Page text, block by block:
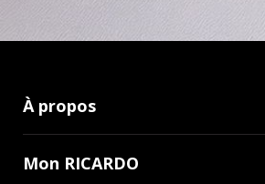
À propos
Mon RICARDO